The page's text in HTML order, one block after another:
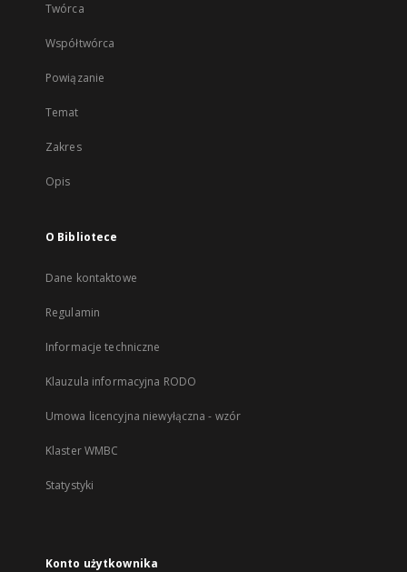
Twórca
Współtwórca
Powiązanie
Temat
Zakres
Opis
O Bibliotece
Dane kontaktowe
Regulamin
Informacje techniczne
Klauzula informacyjna RODO
Umowa licencyjna niewyłączna - wzór
Klaster WMBC
Statystyki
Konto użytkownika